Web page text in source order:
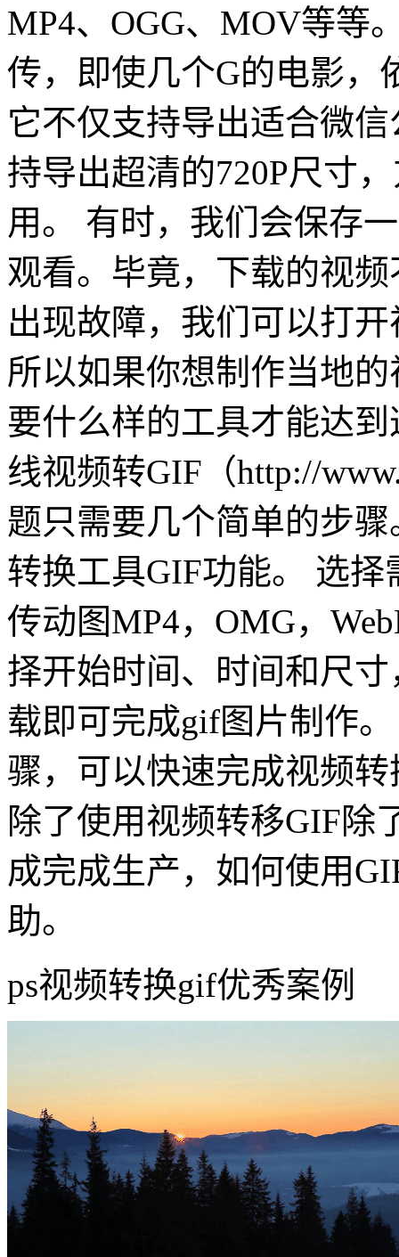
MP4、OGG、MOV等等
传，即使几个G的电影，
它不仅支持导出适合微
持导出超清的720P尺寸
用。 有时，我们会保存
观看。毕竟，下载的视
出现故障，我们可以打
所以如果你想制作当地
要什么样的工具才能达
线视频转GIF（http://
题只需要几个简单的步
转换工具GIF功能。 选择
传动图MP4，OMG，
择开始时间、时间和尺
载即可完成gif图片制作
骤，可以快速完成视频
除了使用视频转移GIF除
成完成生产，如何使用
助。
ps视频转换gif优秀案例